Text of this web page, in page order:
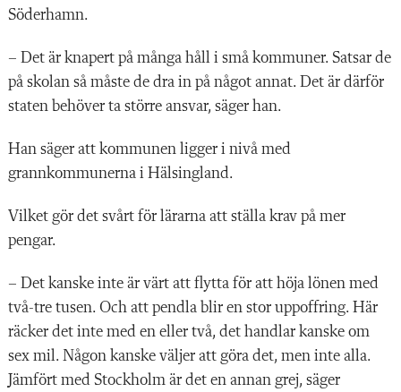
Söderhamn.
– Det är knapert på många håll i små kommuner. Satsar de
på skolan så måste de dra in på något annat. Det är därför
staten behöver ta större ansvar, säger han.
Han säger att kommunen ligger i nivå med
grannkommunerna i Hälsingland.
Vilket gör det svårt för lärarna att ställa krav på mer
pengar.
– Det kanske inte är värt att flytta för att höja lönen med
två-tre tusen. Och att pendla blir en stor uppoffring. Här
räcker det inte med en eller två, det handlar kanske om
sex mil. Någon kanske väljer att göra det, men inte alla.
Jämfört med Stockholm är det en annan grej, säger